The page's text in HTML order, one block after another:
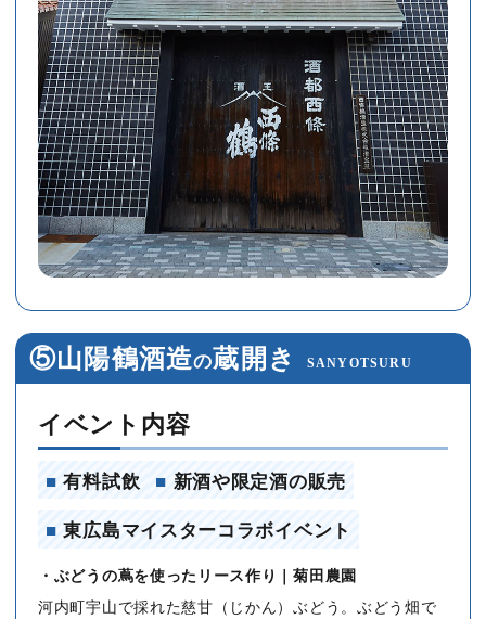
⑤山陽鶴酒造の蔵開き SANYOTSURU
イベント内容
■ 有料試飲 ■ 新酒や限定酒の販売
■ 東広島マイスターコラボイベント
・ぶどうの蔦を使ったリース作り｜菊田農園
河内町宇山で採れた慈甘（じかん）ぶどう。ぶどう畑で